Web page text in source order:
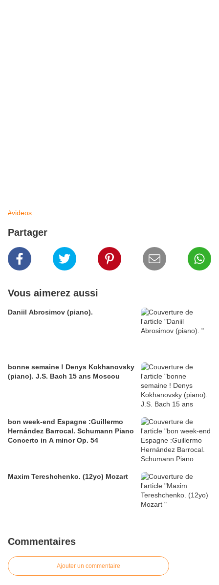
#videos
Partager
Vous aimerez aussi
Daniil Abrosimov (piano).
bonne semaine ! Denys Kokhanovsky
(piano). J.S. Bach 15 ans Moscou
bon week-end Espagne :Guillermo
Hernández Barrocal. Schumann Piano
Concerto in A minor Op. 54
Maxim Tereshchenko. (12yo) Mozart
Commentaires
Ajouter un commentaire